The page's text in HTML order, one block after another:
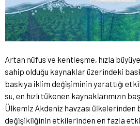
Artan nüfus ve kentleşme, hızla
sahip olduğu kaynaklar üzerindeki
baskıya iklim değişiminin yarattığı
su, en hızlı tükenen kaynaklarımızın
Ülkemiz Akdeniz havzası
değişikliğinin etkilerinden en fazla